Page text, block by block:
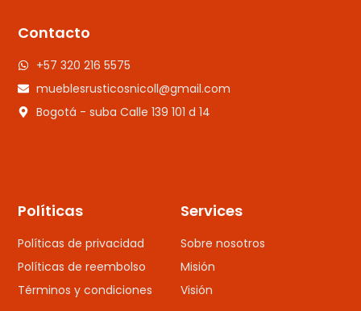
Services
Sobre nosotros
Misión
Visión
Políticas
Políticas de privacidad
Políticas de reembolso
Términos y condiciones
Contacto
+57 320 216 5575
mueblesrusticosnicoll@gmail.com
Bogotá - suba Calle 139 101 d 14